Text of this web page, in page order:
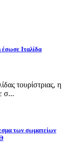
Ιταλίδα
τουρίστριας, η
σ...
των σωματείων